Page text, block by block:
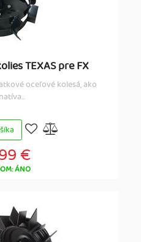
TEXAS pre FX
oceľové kolesá, ako
€
ÁNO